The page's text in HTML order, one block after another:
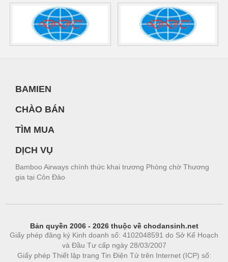
BAMIEN
CHÀO BÁN
TÌM MUA
DỊCH VỤ
Bamboo Airways chính thức khai trương Phòng chờ Thương
gia tại Côn Đảo
Bản quyền 2006 - 2026 thuộc về chodansinh.net
Giấy phép đăng ký Kinh doanh số: 4102048591 do Sở Kế Hoạch
và Đầu Tư cấp ngày 28/03/2007
Giấy phép Thiết lập trang Tin Điện Tử trên Internet (ICP) số: